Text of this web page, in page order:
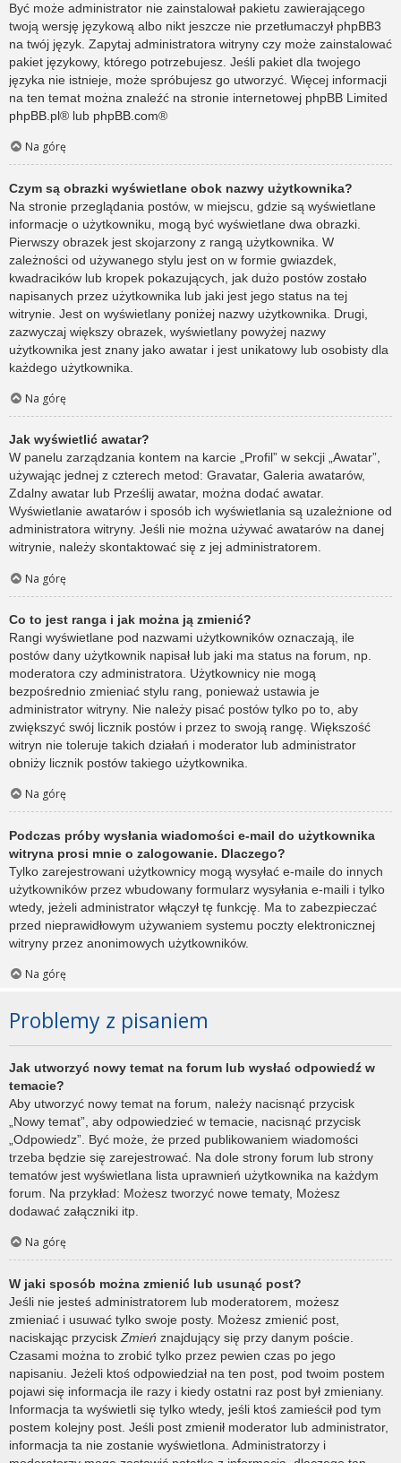
Być może administrator nie zainstalował pakietu zawierającego
twoją wersję językową albo nikt jeszcze nie przetłumaczył phpBB3
na twój język. Zapytaj administratora witryny czy może zainstalować
pakiet językowy, którego potrzebujesz. Jeśli pakiet dla twojego
języka nie istnieje, może spróbujesz go utworzyć. Więcej informacji
na ten temat można znaleźć na stronie internetowej phpBB Limited
phpBB.pl® lub phpBB.com®
Na górę
Czym są obrazki wyświetlane obok nazwy użytkownika?
Na stronie przeglądania postów, w miejscu, gdzie są wyświetlane
informacje o użytkowniku, mogą być wyświetlane dwa obrazki.
Pierwszy obrazek jest skojarzony z rangą użytkownika. W
zależności od używanego stylu jest on w formie gwiazdek,
kwadracików lub kropek pokazujących, jak dużo postów zostało
napisanych przez użytkownika lub jaki jest jego status na tej
witrynie. Jest on wyświetlany poniżej nazwy użytkownika. Drugi,
zazwyczaj większy obrazek, wyświetlany powyżej nazwy
użytkownika jest znany jako awatar i jest unikatowy lub osobisty dla
każdego użytkownika.
Na górę
Jak wyświetlić awatar?
W panelu zarządzania kontem na karcie „Profil” w sekcji „Awatar”,
używając jednej z czterech metod: Gravatar, Galeria awatarów,
Zdalny awatar lub Prześlij awatar, można dodać awatar.
Wyświetlanie awatarów i sposób ich wyświetlania są uzależnione od
administratora witryny. Jeśli nie można używać awatarów na danej
witrynie, należy skontaktować się z jej administratorem.
Na górę
Co to jest ranga i jak można ją zmienić?
Rangi wyświetlane pod nazwami użytkowników oznaczają, ile
postów dany użytkownik napisał lub jaki ma status na forum, np.
moderatora czy administratora. Użytkownicy nie mogą
bezpośrednio zmieniać stylu rang, ponieważ ustawia je
administrator witryny. Nie należy pisać postów tylko po to, aby
zwiększyć swój licznik postów i przez to swoją rangę. Większość
witryn nie toleruje takich działań i moderator lub administrator
obniży licznik postów takiego użytkownika.
Na górę
Podczas próby wysłania wiadomości e-mail do użytkownika
witryna prosi mnie o zalogowanie. Dlaczego?
Tylko zarejestrowani użytkownicy mogą wysyłać e-maile do innych
użytkowników przez wbudowany formularz wysyłania e-maili i tylko
wtedy, jeżeli administrator włączył tę funkcję. Ma to zabezpieczać
przed nieprawidłowym używaniem systemu poczty elektronicznej
witryny przez anonimowych użytkowników.
Na górę
Problemy z pisaniem
Jak utworzyć nowy temat na forum lub wysłać odpowiedź w
temacie?
Aby utworzyć nowy temat na forum, należy nacisnąć przycisk
„Nowy temat”, aby odpowiedzieć w temacie, nacisnąć przycisk
„Odpowiedz”. Być może, że przed publikowaniem wiadomości
trzeba będzie się zarejestrować. Na dole strony forum lub strony
tematów jest wyświetlana lista uprawnień użytkownika na każdym
forum. Na przykład: Możesz tworzyć nowe tematy, Możesz
dodawać załączniki itp.
Na górę
W jaki sposób można zmienić lub usunąć post?
Jeśli nie jesteś administratorem lub moderatorem, możesz
zmieniać i usuwać tylko swoje posty. Możesz zmienić post,
naciskając przycisk Zmień znajdujący się przy danym poście.
Czasami można to zrobić tylko przez pewien czas po jego
napisaniu. Jeżeli ktoś odpowiedział na ten post, pod twoim postem
pojawi się informacja ile razy i kiedy ostatni raz post był zmieniany.
Informacja ta wyświetli się tylko wtedy, jeśli ktoś zamieścił pod tym
postem kolejny post. Jeśli post zmienił moderator lub administrator,
informacja ta nie zostanie wyświetlona. Administratorzy i